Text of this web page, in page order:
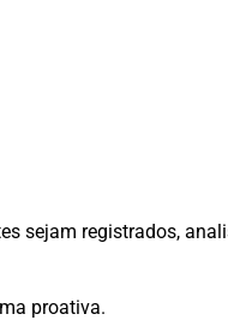
sejam registrados,
proativa.